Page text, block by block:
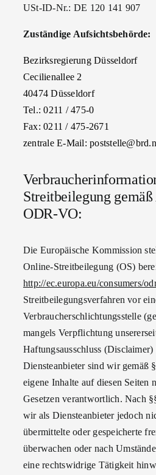
USt-ID-Nr.: DE 120 141 907
Zuständige Aufsichtsbehörde:
Bezirksregierung Düsseldorf
Cecilienallee 2
40474 Düsseldorf
Tel.: 0211 / 475-0
Fax: 0211 / 475-2671
zentrale E-Mail:
Streitbeilegung gemäß
ODR-VO:
Die Europäische Kommission
Online-Streitbeilegung (OS)
http://ec.europa.eu/consumers/
Streitbeilegungsverfahren vor
Verbraucherschlichtungsstelle
mangels Verpflichtung
Haftungsausschluss
Diensteanbieter sind wir gemäß
eigene Inhalte auf diesen Seiten
Gesetzen verantwortlich. Nach
wir als Diensteanbieter jedoch
übermittelte oder gespeicherte
überwachen oder nach
eine rechtswidrige Tätigkeit